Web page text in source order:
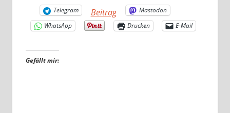
Telegram
Beitrag
Mastodon
WhatsApp
Drucken E-Mail
Gefällt mir: